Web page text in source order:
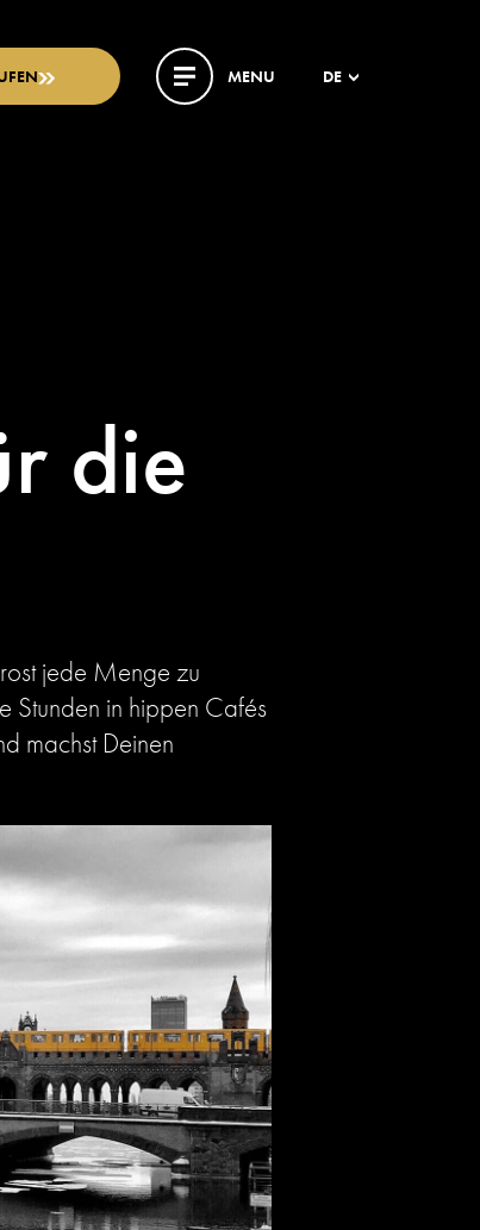
MENU DE
die
jede Menge zu
Stunden in hippen Cafés
machst Deinen